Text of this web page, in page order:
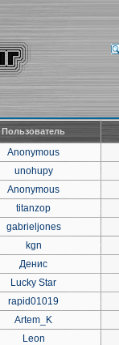
Пользователь
Anonymous
unohupy
Anonymous
titanzop
gabrieljones
kgn
Денис
Lucky Star
rapid01019
Artem_K
Leon